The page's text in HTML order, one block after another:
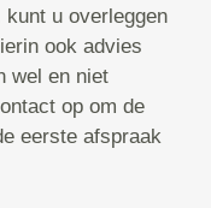
u overleggen
ook advies
wel en niet
op om de
eerste afspraak